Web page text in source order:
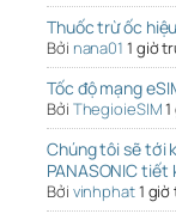
Thuốc trừ ốc
Bởi nana01 1 giờ
Tốc độ mạng
Bởi ThegioieSIM
Chúng tôi sẽ tới
PANASONIC
Bởi vinhphat1